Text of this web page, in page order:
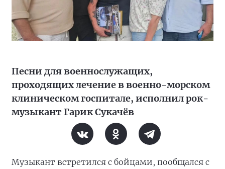
Песни для военнослужащих,
проходящих лечение в военно-морском
клиническом госпитале, исполнил рок-
музыкант Гарик Сукачёв
Музыкант встретился с бойцами, пообщался с